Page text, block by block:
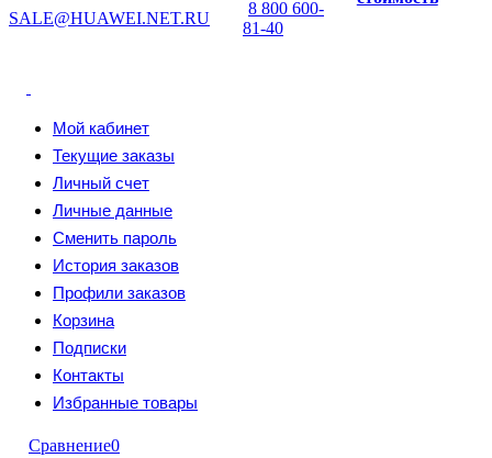
SALE@HUAWEI.NET.RU
8 800 600-
81-40
Мой кабинет
Текущие заказы
Личный счет
Личные данные
Сменить пароль
История заказов
Профили заказов
Корзина
Подписки
Контакты
Избранные товары
Сравнение0